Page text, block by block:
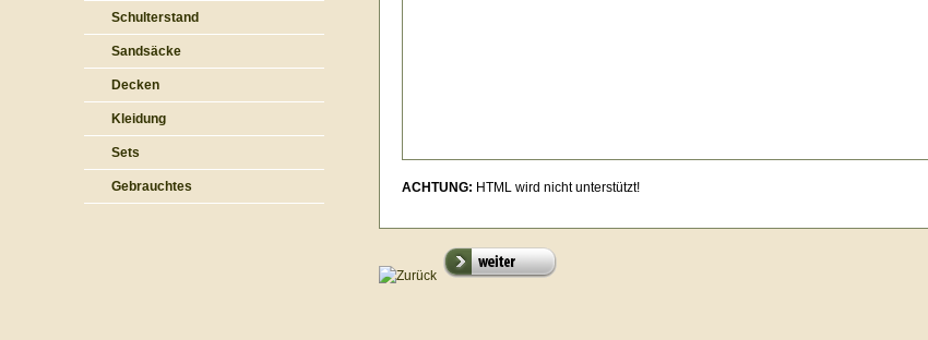
Schulterstand
Sandsäcke
Decken
Kleidung
Sets
Gebrauchtes ACHTUNG: HTML wird nicht unterstützt!